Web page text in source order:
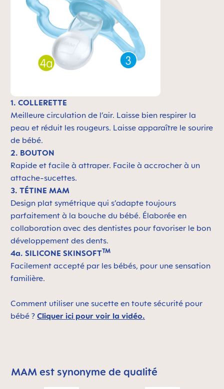
1. COLLERETTE
Meilleure circulation de l’air. Laisse bien respirer la
peau et réduit les rougeurs. Laisse apparaître le sourire
de bébé.
2. BOUTON
Rapide et facile à attraper. Facile à accrocher à un
attache-sucettes.
3. TÉTINE MAM
Design plat symétrique qui s’adapte toujours
parfaitement à la bouche du bébé. Élaborée en
collaboration avec des dentistes pour favoriser le bon
développement des dents.
4a. SILICONE SKINSOFTTM
Facilement accepté par les bébés, pour une sensation
familière.
Comment utiliser une sucette en toute sécurité pour
bébé ? Cliquer ici pour voir la vidéo.
Skip MAM Means Quality Icon Bar
MAM est synonyme de qualité